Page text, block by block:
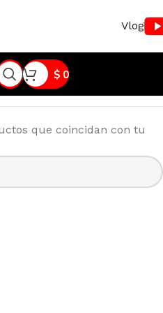
Vlog
$0
que coincidan con tu